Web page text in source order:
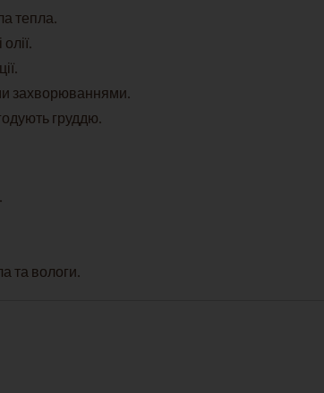
тепла.
захворюваннями.
груддю.
та вологи.